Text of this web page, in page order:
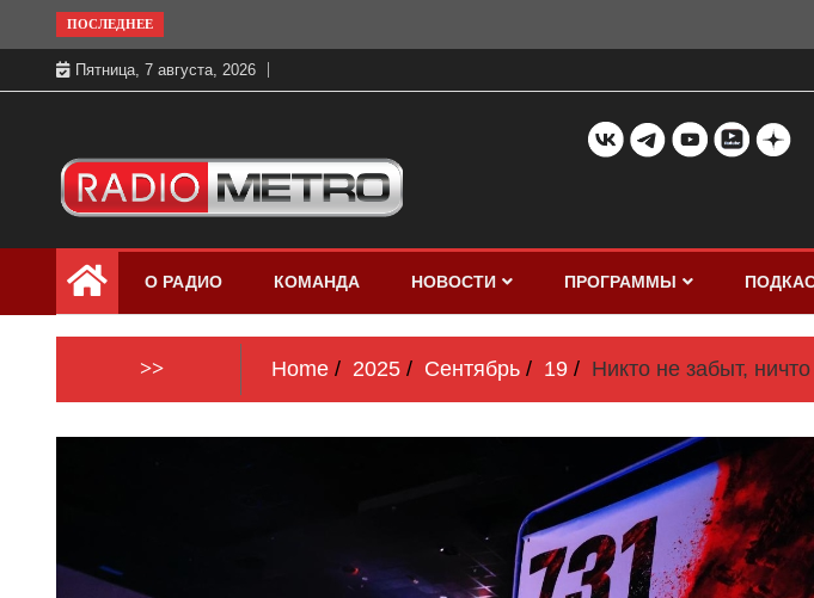
to
content
ПОСЛЕДНЕЕ
Пятница, 7 августа, 2026
Радио МЕТРО
бесплатно в хорошем качестве Санкт-
Петербург и Россия
О РАДИО КОМАНДА НОВОСТИ ПРОГРАММЫ
>> Home 2025 Сентябрь 19 Никто не забыт,